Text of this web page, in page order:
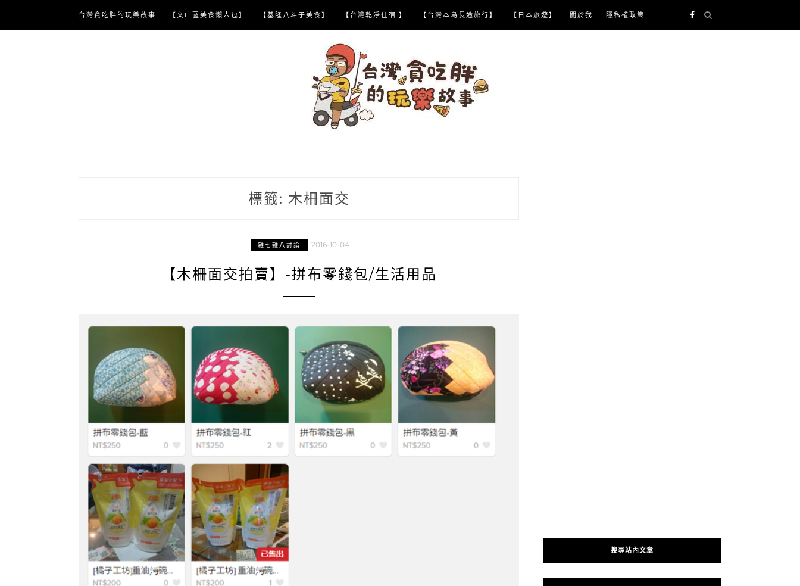
content
台灣貪吃胖的玩樂故事 【文山區美食懶人包】 【基隆八斗子美食】 【台灣乾淨住宿 】 【台灣本島長途旅行】 【日本旅遊】 關於我 隱私權政策
標籤: 木柵面交
雜七雜八討論 2016-10-04
【木柵面交拍賣】-拼布零錢包/生活用品
搜尋站內文章